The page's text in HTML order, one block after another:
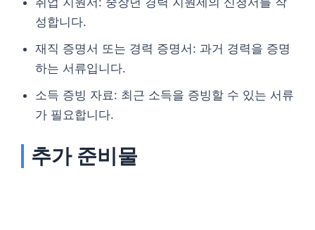
성합니다.
재직 증명서 또는 경력 증명서: 과거 경력을 증명
하는 서류입니다.
소득 증빙 자료: 최근 소득을 증빙할 수 있는 서류
가 필요합니다.
추가 준비물